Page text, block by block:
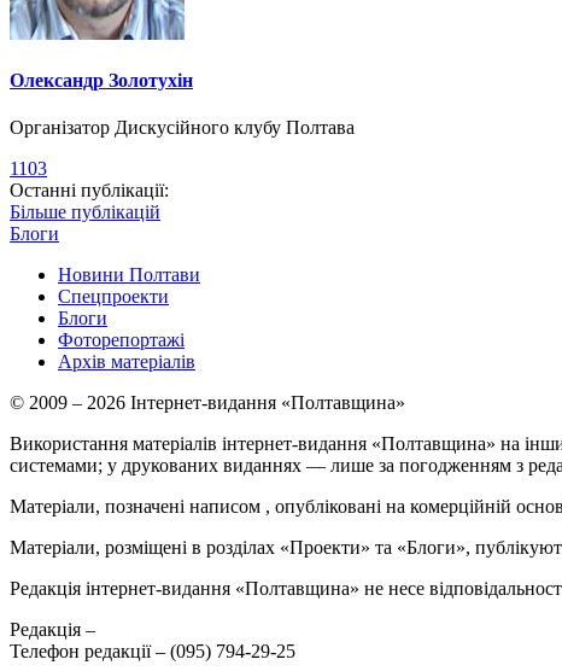
Олександр Золотухін
Організатор Дискусійного клубу Полтава
1103
Останні публікації:
Більше публікацій
Блоги
Новини Полтави
Спецпроекти
Блоги
Фоторепортажі
Архів матеріалів
© 2009 – 2026 Інтернет-видання «Полтавщина»
Використання матеріалів інтернет-видання «Полтавщина» на
системами; у друкованих виданнях — лише за погодженням з
Матеріали, позначені написом , опубліковані на комерційній
Матеріали, розміщені в розділах «Проекти» та «Блоги»,
Редакція інтернет-видання «Полтавщина» не несе
Редакція –
Телефон редакції – (095) 794-29-25